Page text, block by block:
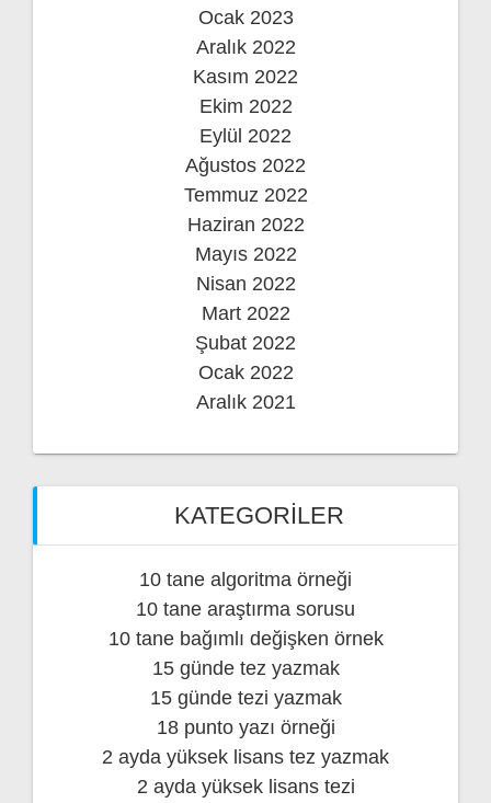
Ocak 2023
Aralık 2022
Kasım 2022
Ekim 2022
Eylül 2022
Ağustos 2022
Temmuz 2022
Haziran 2022
Mayıs 2022
Nisan 2022
Mart 2022
Şubat 2022
Ocak 2022
Aralık 2021
KATEGORILER
10 tane algoritma örneği
10 tane araştırma sorusu
10 tane bağımlı değişken örnek
15 günde tez yazmak
15 günde tezi yazmak
18 punto yazı örneği
2 ayda yüksek lisans tez yazmak
2 ayda yüksek lisans tezi